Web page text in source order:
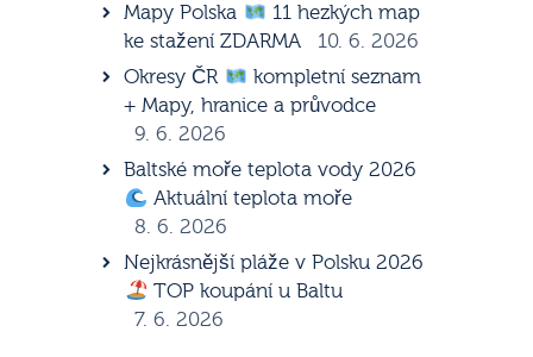
Mapy Polska
11 hezkých map
ke stažení ZDARMA
10. 6. 2026
Okresy ČR
kompletní seznam
+ Mapy, hranice a průvodce
9. 6. 2026
Baltské moře teplota vody 2026
Aktuální teplota moře
8. 6. 2026
Nejkrásnější pláže v Polsku 2026
TOP koupání u Baltu
7. 6. 2026